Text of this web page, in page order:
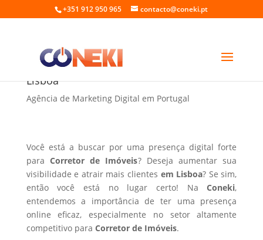
+351 912 950 965 contacto@coneki.pt
Criar site para Corretor de Imóveis em
Lisboa
Agência de Marketing Digital em Portugal
Você está a buscar por uma presença digital forte
paraCorretor de Imóveis? Deseja aumentar sua
visibilidade e atrair mais clientes em Lisboa? Se sim,
então você está no lugar certo! NaConeki,
entendemos a importância de ter uma presença
online eficaz, especialmente no setor altamente
competitivo para Corretor de Imóveis.